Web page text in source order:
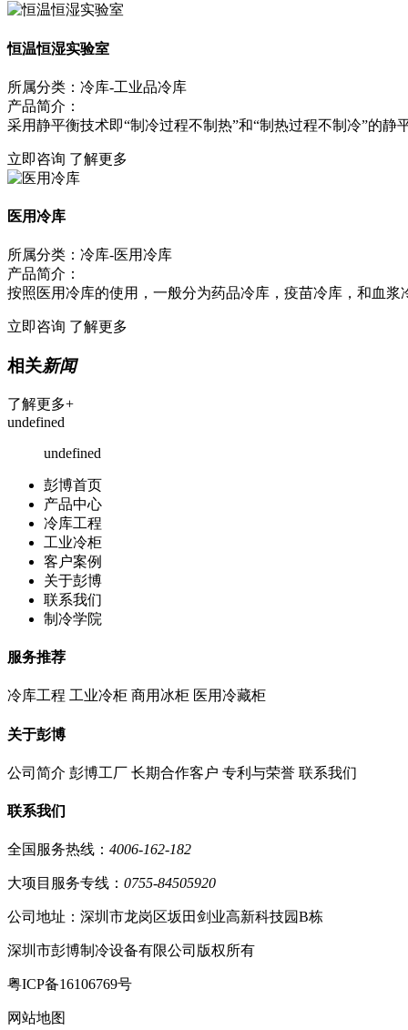
恒温恒湿实验室
所属分类：冷库-工业品冷库
产品简介：
采用静平衡技术即“制冷过程不制热”和“制热过程不制冷”的静
立即咨询 了解更多
医用冷库
所属分类：冷库-医用冷库
产品简介：
按照医用冷库的使用，一般分为药品冷库，疫苗冷库，和血浆
立即咨询 了解更多
相关新闻
了解更多+
undefined
undefined
彭博首页
产品中心
冷库工程
工业冷柜
客户案例
关于彭博
联系我们
制冷学院
服务推荐
冷库工程 工业冷柜 商用冰柜 医用冷藏柜
关于彭博
公司简介 彭博工厂 长期合作客户 专利与荣誉 联系我们
联系我们
全国服务热线： 4006-162-182
大项目服务专线： 0755-84505920
公司地址：深圳市龙岗区坂田剑业高新科技园B栋
深圳市彭博制冷设备有限公司版权所有
粤ICP备16106769号
网站地图